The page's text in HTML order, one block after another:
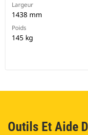
Largeur
1438 mm
Poids
145 kg
Outils Et Aide